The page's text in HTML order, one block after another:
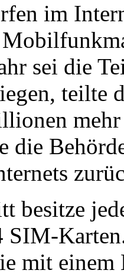
im
sei die
teilte
die
besitze
SIM-
mit einem